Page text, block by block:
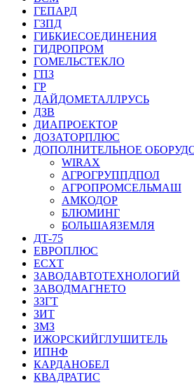
ГЕПАРД
ГЗПД
ГИБКИЕСОЕДИНЕНИЯ
ГИДРОПРОМ
ГОМЕЛЬСТЕКЛО
ГПЗ
ГР
ДАЙДОМЕТАЛЛРУСЬ
ДЗВ
ДИАПРОЕКТОР
ДОЗАТОРПЛЮС
ДОПОЛНИТЕЛЬНОЕ
WIRAX
АГРОГРУППДПОЛ
АГРОПРОМСЕЛЬМАШ
АМКОДОР
БЛЮМИНГ
БОЛЬШАЯЗЕМЛЯ
ДТ-75
ЕВРОПЛЮС
ЕСХТ
ЗАВОДАВТОТЕХНОЛОГИЙ
ЗАВОДМАГНЕТО
ЗЗГТ
ЗИТ
ЗМЗ
ИЖОРСКИЙГЛУШИТЕЛЬ
ИПНФ
КАРДАНОБЕЛ
КВАДРАТИС